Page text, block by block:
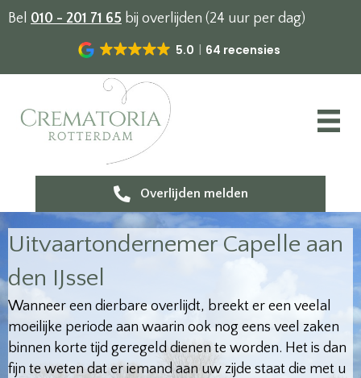
Bel 010 - 201 71 65 bij overlijden (24 uur per dag)
5.0
64 recensies
Overlijden melden
Uitvaartondernemer Capelle aan
den IJssel
Wanneer een dierbare overlijdt, breekt er een veelal
moeilijke periode aan waarin ook nog eens veel zaken
binnen korte tijd geregeld dienen te worden. Het is dan
fijn te weten dat er iemand aan uw zijde staat die met u